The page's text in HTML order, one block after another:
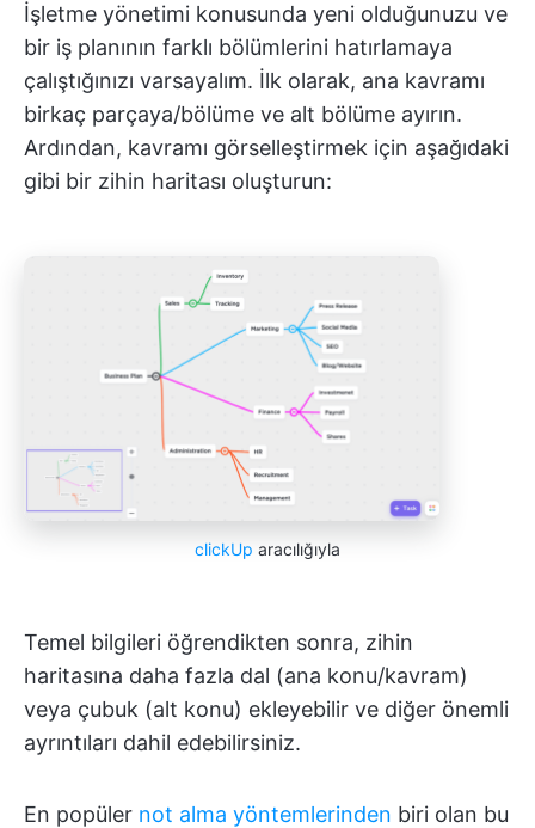
İşletme yönetimi konusunda yeni olduğunuzu ve
bir iş planının farklı bölümlerini hatırlamaya
çalıştığınızı varsayalım. İlk olarak, ana kavramı
birkaç parçaya/bölüme ve alt bölüme ayırın.
Ardından, kavramı görselleştirmek için aşağıdaki
gibi bir zihin haritası oluşturun:
clickUp aracılığıyla
Temel bilgileri öğrendikten sonra, zihin
haritasına daha fazla dal (ana konu/kavram)
veya çubuk (alt konu) ekleyebilir ve diğer önemli
ayrıntıları dahil edebilirsiniz.
En popüler not alma yöntemlerinden biri olan bu